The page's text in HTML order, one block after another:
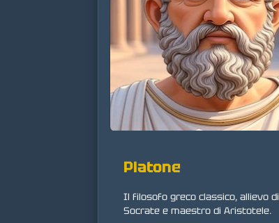
Platone
Il filosofo greco classico, allievo di
Socrate e maestro di Aristotele.